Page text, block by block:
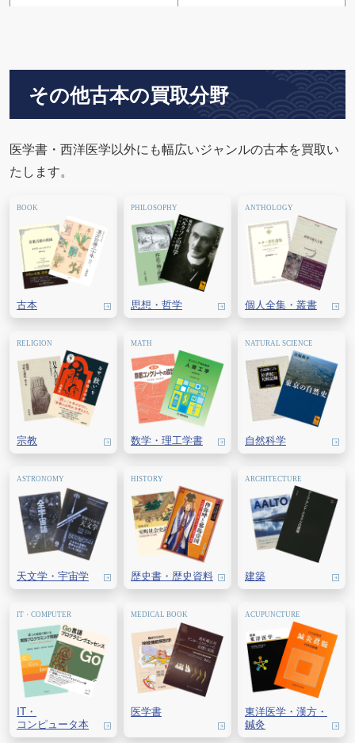
精神医学
メディックメディア
メディカ出版
緑書房
丸善出版
中山書店
金芳堂
産調出版
産学社エンタプライズ
メジカルビュー社
南山堂
その他古本の買取分野
医学書・西洋医学以外にも幅広いジャンルの古本を買取い
たします。
古本 思想・ 哲学 個人全集・ 叢書
宗教 数学・ 理工学書 自然科学
天文学・ 宇宙学 歴史書・ 歴史資料 建築
IT・
コンピュータ本
医学書 東洋医学・ 漢方・
鍼灸